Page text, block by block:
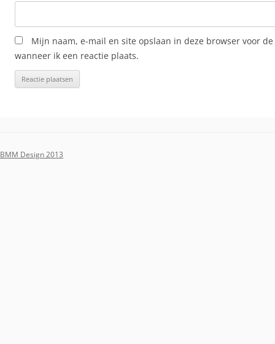
Mijn naam, e-mail en site opslaan in deze browser voor
wanneer ik een reactie plaats.
BMM Design 2013